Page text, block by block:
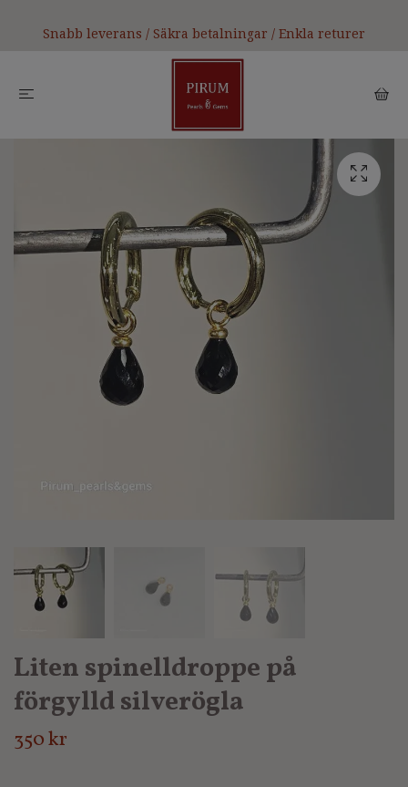
Snabb leverans / Säkra betalningar / Enkla returer
Liten spinelldroppe på
förgylld silverögla
350 kr